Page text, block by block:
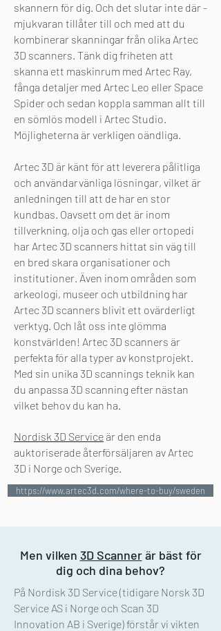
skannern för dig. Och det slutar inte där -
mjukvaran tillåter till och med att du
kombinerar skanningar från olika Artec
3D scanners. Tänk dig friheten att
skanna ett maskinrum med Artec Ray,
fånga detaljer med Artec Leo eller Space
Spider och sedan koppla samman allt till
en sömlös modell i Artec Studio.
Möjligheterna är verkligen oändliga.
Artec 3D är känt för att leverera pålitliga
och användarvänliga lösningar, vilket är
anledningen till att de har en stor
kundbas. Oavsett om det är inom
tillverkning, olja och gas eller ortopedi
har Artec 3D scanners hittat sin väg till
en bred skara organisationer och
institutioner. Även inom områden som
arkeologi, museer och utbildning har
Artec 3D scanners blivit ett ovärderligt
verktyg. Och låt oss inte glömma
konstvärlden! Artec 3D scanners är
perfekta för alla typer av konstprojekt.
Med sin unika 3D scannings teknik kan
du anpassa 3D scanning efter nästan
vilket behov du kan ha.
Nordisk 3D Service är den enda
auktoriserade återförsäljaren av Artec
3D i Norge och Sverige.
https://www.artec3d.com/where-to-buy/sweden
Men vilken 3D Scannerär bäst för
dig och dina behov?
På Nordisk 3D Service (tidigare Norsk 3D
Service AS i Norge och Scan 3D
Innovation AB i Sverige) förstår vi vikten